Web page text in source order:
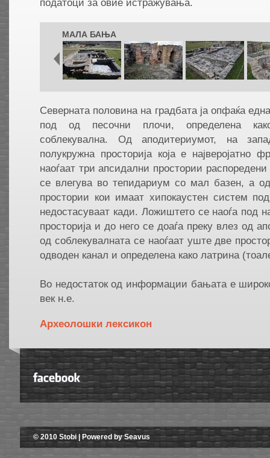
податоци за овие истражувања.
МАЛА БАЊА
Северната половина на градбата ја опфаќа
под од песочни плочи, определена
соблекувална. Од аподитериумот, на
полукружна просторија која е најверојатно
наоѓаат три апсидални простории распоредени
се влегува во тепидариум со мал базен, а
простории кои имаат хипокаустен систем
недостасуваат кади. Ложиштето се наоѓа под
просторија и до него се доаѓа преку влез од
од соблекувалната се наоѓаат уште две
одводен канал и определена како латрина
Во недостаток од информации бањата е
век н.е.
Aрхеолошки лексикон
© 2010 Stobi | Powered by Seavus